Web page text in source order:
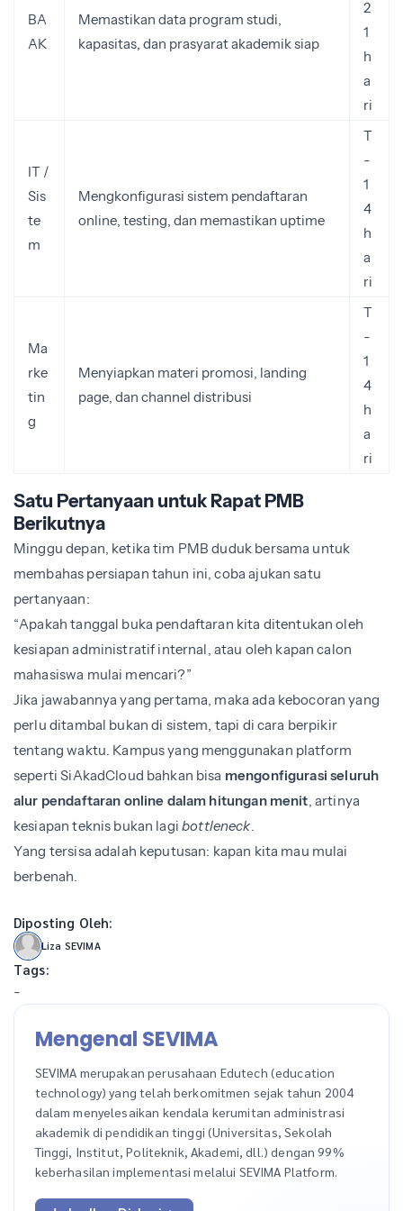
BA
AK
Memastikan data program studi,
kapasitas, dan prasyarat akademik siap
2
1
h
a
ri
IT /
Sis
te
m
Mengkonfigurasi sistem pendaftaran
online, testing, dan memastikan uptime
T
-
1
4
h
a
ri
Ma
rke
tin
g
Menyiapkan materi promosi, landing
page, dan channel distribusi
T
-
1
4
h
a
ri
Satu Pertanyaan untuk Rapat PMB
Berikutnya
Minggu depan, ketika tim PMB duduk bersama untuk
membahas persiapan tahun ini, coba ajukan satu
pertanyaan:
“Apakah tanggal buka pendaftaran kita ditentukan oleh
kesiapan administratif internal, atau oleh kapan calon
mahasiswa mulai mencari?”
Jika jawabannya yang pertama, maka ada kebocoran yang
perlu ditambal bukan di sistem, tapi di cara berpikir
tentang waktu. Kampus yang menggunakan platform
seperti SiAkadCloud bahkan bisa mengonfigurasi seluruh
alur pendaftaran online dalam hitungan menit, artinya
kesiapan teknis bukan lagibottleneck.
Yang tersisa adalah keputusan: kapan kita mau mulai
berbenah.
Diposting Oleh:
Liza SEVIMA
Tags:
-
Mengenal SEVIMA
SEVIMA merupakan perusahaan Edutech (education
technology) yang telah berkomitmen sejak tahun 2004
dalam menyelesaikan kendala kerumitan administrasi
akademik di pendidikan tinggi (Universitas, Sekolah
Tinggi, Institut, Politeknik, Akademi, dll.) dengan 99%
keberhasilan implementasi melalui SEVIMA Platform.